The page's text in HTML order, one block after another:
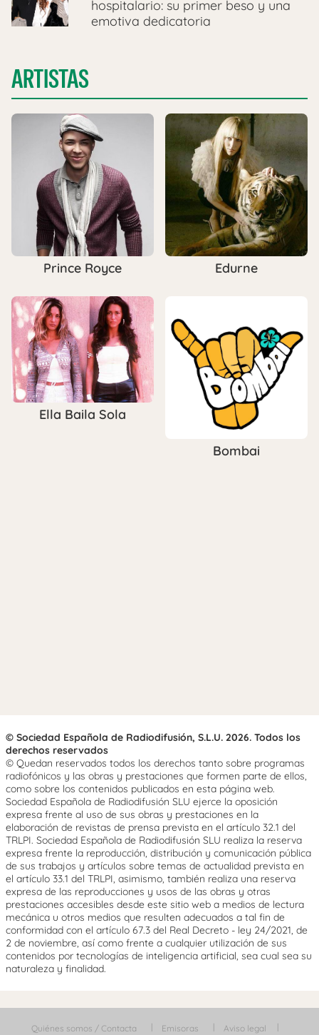
hospitalario: su primer beso y una
emotiva dedicatoria
ARTISTAS
Prince Royce Edurne
Ella Baila Sola
Bombai
© Sociedad Española de Radiodifusión, S.L.U. 2026. Todos los
derechos reservados
© Quedan reservados todos los derechos tanto sobre programas
radiofónicos y las obras y prestaciones que formen parte de ellos,
como sobre los contenidos publicados en esta página web.
Sociedad Española de Radiodifusión SLU ejerce la oposición
expresa frente al uso de sus obras y prestaciones en la
elaboración de revistas de prensa prevista en el artículo 32.1 del
TRLPI. Sociedad Española de Radiodifusión SLU realiza la reserva
expresa frente la reproducción, distribución y comunicación pública
de sus trabajos y artículos sobre temas de actualidad prevista en
el artículo 33.1 del TRLPI, asimismo, también realiza una reserva
expresa de las reproducciones y usos de las obras y otras
prestaciones accesibles desde este sitio web a medios de lectura
mecánica u otros medios que resulten adecuados a tal fin de
conformidad con el artículo 67.3 del Real Decreto - ley 24/2021, de
2 de noviembre, así como frente a cualquier utilización de sus
contenidos por tecnologías de inteligencia artificial, sea cual sea su
naturaleza y finalidad.
Quiénes somos / Contacta Emisoras Aviso legal